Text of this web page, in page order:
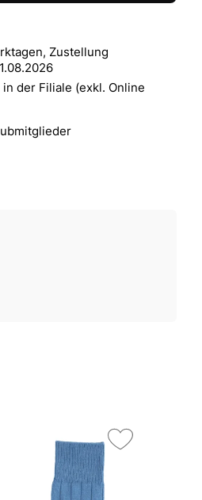
Zustellung
der Filiale (exkl. Online